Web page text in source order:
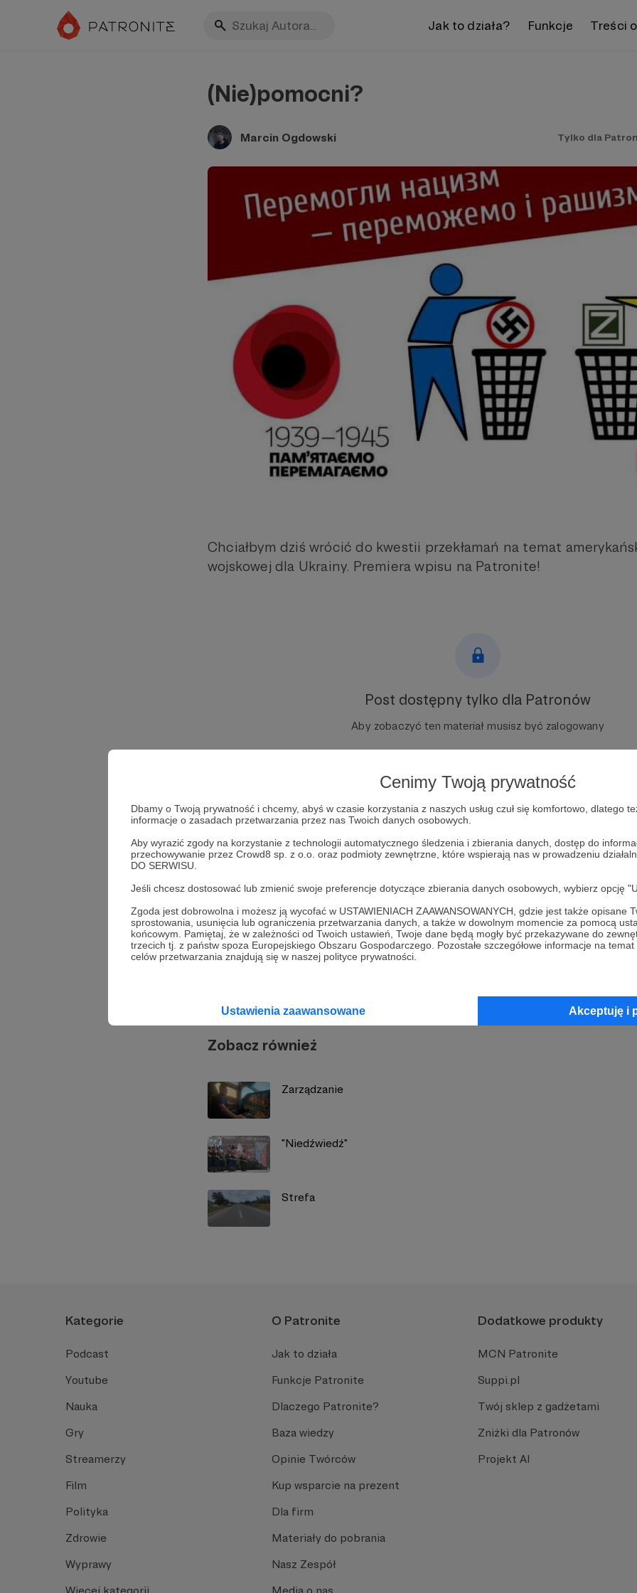
Cenimy Twoją prywatność
Dbamy o Twoją prywatność i chcemy, abyś w czasie korzystania z naszych usług czuł się komfortowo, dlatego
informacje o zasadach przetwarzania przez nas Twoich danych osobowych.
Aby wyrazić zgody na korzystanie z technologii automatycznego śledzenia i zbierania danych, dostęp do
przechowywanie przez Crowd8 sp. z o.o. oraz podmioty zewnętrzne, które wspierają nas w prowadzeniu
DO SERWISU.
Jeśli chcesz dostosować lub zmienić swoje preferencje dotyczące zbierania danych osobowych, wybierz opcję
Zgoda jest dobrowolna i możesz ją wycofać w USTAWIENIACH ZAAWANSOWANYCH, gdzie jest także opisane
sprostowania, usunięcia lub ograniczenia przetwarzania danych, a także w dowolnym momencie za pomocą
końcowym. Pamiętaj, że w zależności od Twoich ustawień, Twoje dane będą mogły być przekazywane do
trzecich tj. z państw spoza Europejskiego Obszaru Gospodarczego. Pozostałe szczegółowe informacje na
celów przetwarzania znajdują się w naszej polityce prywatności.
Ustawienia zaawansowane Akceptuję i
Jak to działa? Funkcje Treści
(Nie)pomocni?
Marcin Ogdowski Tylko dla
Chciałbym dziś wrócić do kwestii przekłamań na temat
wojskowej dla Ukrainy. Premiera wpisu na Patronite!
Post dostępny tylko dla Patronów
Aby zobaczyć ten materiał musisz być zalogowany
amerykańska pomoc wojskowa rosyjska dezinformacja Patriot raszyzm nazizm
Udostępnij
Zobacz również
Zarządzanie
"Niedźwiedź"
Strefa
Kategorie
Podcast
Youtube
Nauka
Gry
Streamerzy
Film
Polityka
Zdrowie
Wyprawy
Więcej kategorii
O Patronite
Jak to działa
Funkcje Patronite
Dlaczego Patronite?
Baza wiedzy
Opinie Twórców
Kup wsparcie na prezent
Dla firm
Materiały do pobrania
Nasz Zespół
Media o nas
Dodatkowe produkty
MCN Patronite
Suppi.pl
Twój sklep z gadżetami
Zniżki dla Patronów
Projekt AI